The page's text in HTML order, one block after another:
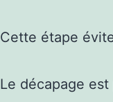
Cette étape
Le décapage